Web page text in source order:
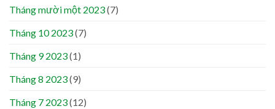
Tháng mười một 2023(7)
Tháng 10 2023(7)
Tháng 9 2023(1)
Tháng 8 2023(9)
Tháng 7 2023(12)